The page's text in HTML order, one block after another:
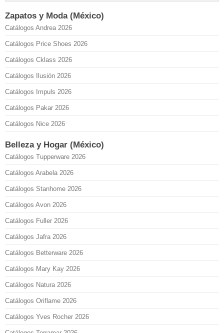
Zapatos y Moda (México)
Catálogos Andrea 2026
Catálogos Price Shoes 2026
Catálogos Cklass 2026
Catálogos Ilusión 2026
Catálogos Impuls 2026
Catálogos Pakar 2026
Catálogos Nice 2026
Belleza y Hogar (México)
Catálogos Tupperware 2026
Catálogos Arabela 2026
Catálogos Stanhome 2026
Catálogos Avon 2026
Catálogos Fuller 2026
Catálogos Jafra 2026
Catálogos Betterware 2026
Catálogos Mary Kay 2026
Catálogos Natura 2026
Catálogos Oriflame 2026
Catálogos Yves Rocher 2026